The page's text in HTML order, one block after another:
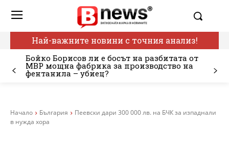
Най-важните новини с точния анализ!
Бойко Борисов ли е босът на разбитата от
МВР мощна фабрика за производство на
фентанила – убиец?
Начало България
Пеевски дари 300 000 лв. на БЧК за изпаднали
в нужда хора